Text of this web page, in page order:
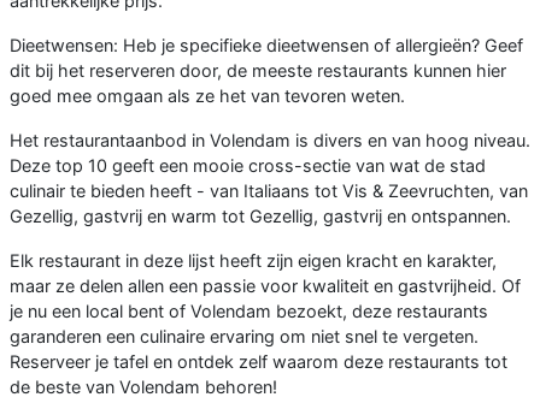
Dieetwensen: Heb je specifieke dieetwensen of allergieën? Geef
dit bij het reserveren door, de meeste restaurants kunnen hier
goed mee omgaan als ze het van tevoren weten.
Het restaurantaanbod in Volendam is divers en van hoog niveau.
Deze top 10 geeft een mooie cross-sectie van wat de stad
culinair te bieden heeft - van Italiaans tot Vis & Zeevruchten, van
Gezellig, gastvrij en warm tot Gezellig, gastvrij en ontspannen.
Elk restaurant in deze lijst heeft zijn eigen kracht en karakter,
maar ze delen allen een passie voor kwaliteit en gastvrijheid. Of
je nu een local bent of Volendam bezoekt, deze restaurants
garanderen een culinaire ervaring om niet snel te vergeten.
Reserveer je tafel en ontdek zelf waarom deze restaurants tot
de beste van Volendam behoren!